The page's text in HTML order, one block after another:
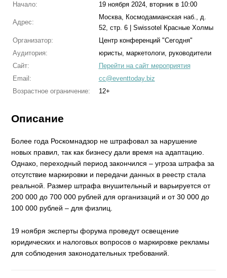
Начало:
19 ноября 2024, вторник в 10:00
Адрес:
Москва, Космодамианская наб., д.
52, стр. 6 | Swissotel Красные Холмы
Организатор:
Центр конференций "Сегодня"
Аудитория:
юристы, маркетологи, руководители
Сайт:
Перейти на сайт мероприятия
Email:
cc@eventtoday.biz
Возрастное ограничение:
12+
Описание
Более года Роскомнадзор не штрафовал за нарушение
новых правил, так как бизнесу дали время на адаптацию.
Однако, переходный период закончился – угроза штрафа за
отсутствие маркировки и передачи данных в реестр стала
реальной. Размер штрафа внушительный и варьируется от
200 000 до 700 000 рублей для организаций и от 30 000 до
100 000 рублей – для физлиц.
19 ноября эксперты форума проведут освещение
юридических и налоговых вопросов о маркировке рекламы
для соблюдения законодательных требований.